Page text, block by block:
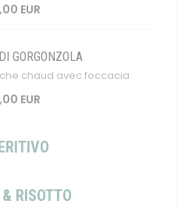
EUR
GORGONZOLA
chaud avec foccacia
EUR
RISOTTO